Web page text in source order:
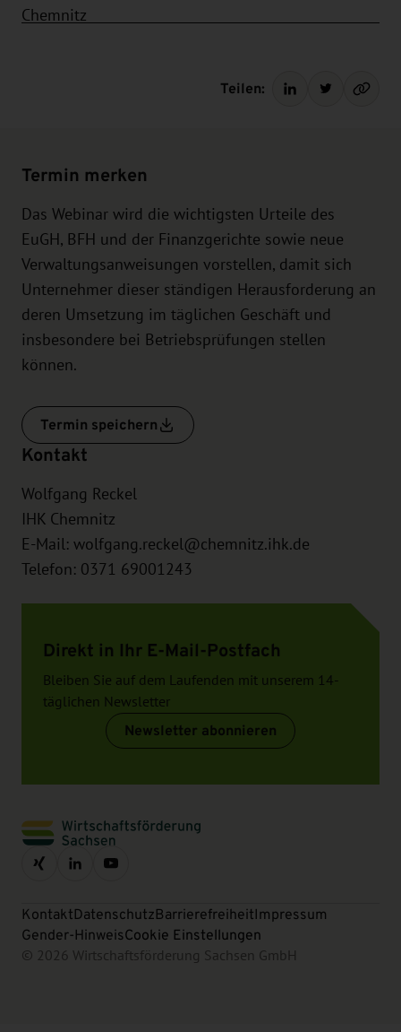
Chemnitz
Teilen:
Termin merken
Das Webinar wird die wichtigsten Urteile des
EuGH, BFH und der Finanzgerichte sowie neue
Verwaltungsanweisungen vorstellen, damit sich
Unternehmer dieser ständigen Herausforderung an
deren Umsetzung im täglichen Geschäft und
insbesondere bei Betriebsprüfungen stellen
können.
Termin speichern
Kontakt
Wolfgang Reckel
IHK Chemnitz
E-Mail: wolfgang.reckel@chemnitz.ihk.de
Telefon: 0371 69001243
Direkt in Ihr E-Mail-Postfach
Bleiben Sie auf dem Laufenden mit unserem 14-
täglichen Newsletter
Newsletter abonnieren
KontaktDatenschutzBarrierefreiheitImpressum
Gender-HinweisCookie Einstellungen
© 2026 Wirtschaftsförderung Sachsen GmbH